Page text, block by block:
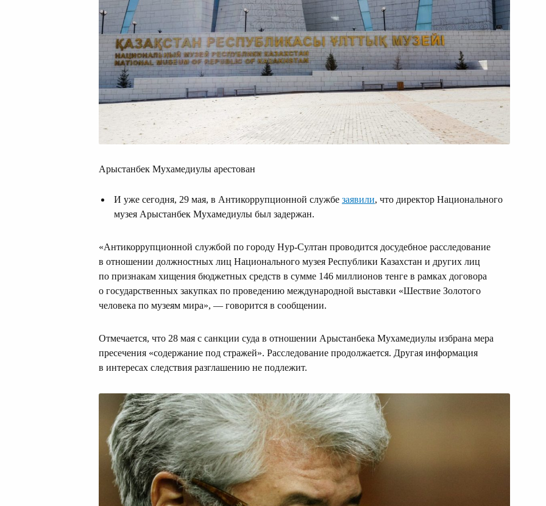
Арыстанбек Мухамедиулы арестован
И уже сегодня, 29 мая, в Антикоррупционной службе заявили, что директор Национального
музея Арыстанбек Мухамедиулы был задержан.
«Антикоррупционной службой по городу Нур-Султан проводится досудебное расследование
в отношении должностных лиц Национального музея Республики Казахстан и других лиц
по признакам хищения бюджетных средств в сумме 146 миллионов тенге в рамках договора
о государственных закупках по проведению международной выставки «Шествие Золотого
человека по музеям мира», — говорится в сообщении.
Отмечается, что 28 мая с санкции суда в отношении Арыстанбека Мухамедиулы избрана мера
пресечения «содержание под стражей». Расследование продолжается. Другая информация
в интересах следствия разглашению не подлежит.